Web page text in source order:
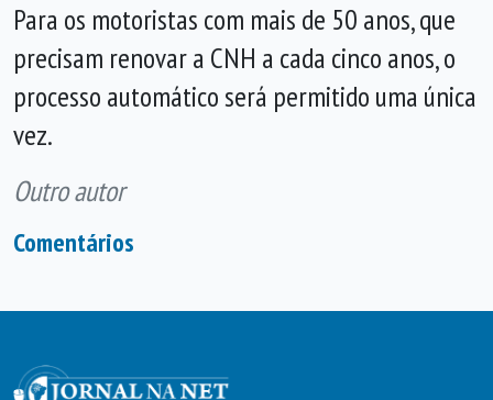
Para os motoristas com mais de 50 anos, que
precisam renovar a CNH a cada cinco anos, o
processo automático será permitido uma única
vez.
Outro autor
Comentários